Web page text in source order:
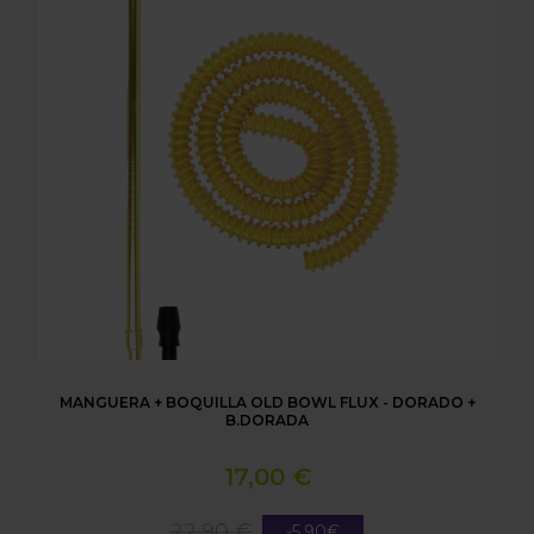
MANGUERA + BOQUILLA OLD BOWL FLUX - DORADO +
B.DORADA
17,00 €